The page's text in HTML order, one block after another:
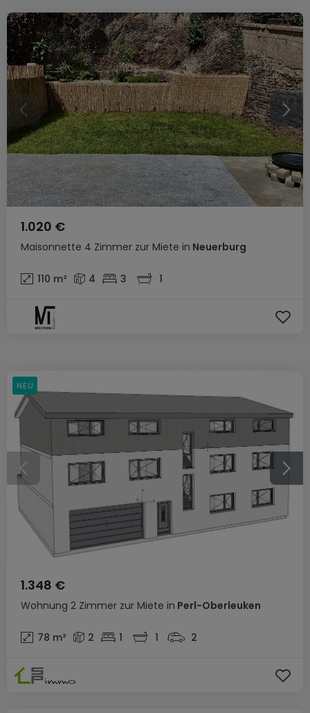
Maisonnette 4 Zimmer zur Miete in Neuerburg
1.020 €
110 m² 4 3 1
Wohnung 2 Zimmer zur Miete in Perl-Oberleuken
1.348 €
78 m² 2 1 1 2
NEU